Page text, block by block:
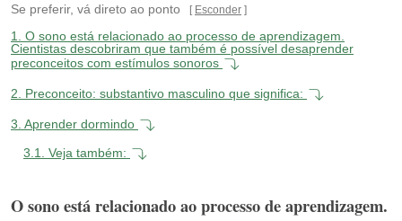
Se preferir, vá direto ao ponto Esconder
1.
O sono está relacionado ao processo de aprendizagem.
Cientistas descobriram que também é possível desaprender
preconceitos com estímulos sonoros
2. Preconceito: substantivo masculino que significa:
3. Aprender dormindo
3.1.
Veja também:
O sono está relacionado ao processo de aprendizagem.